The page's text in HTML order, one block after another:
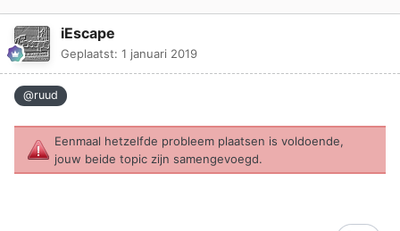
iEscape
Geplaatst: 1 januari 2019
@ruud
Eenmaal hetzelfde probleem plaatsen is voldoende,
jouw beide topic zijn samengevoegd.